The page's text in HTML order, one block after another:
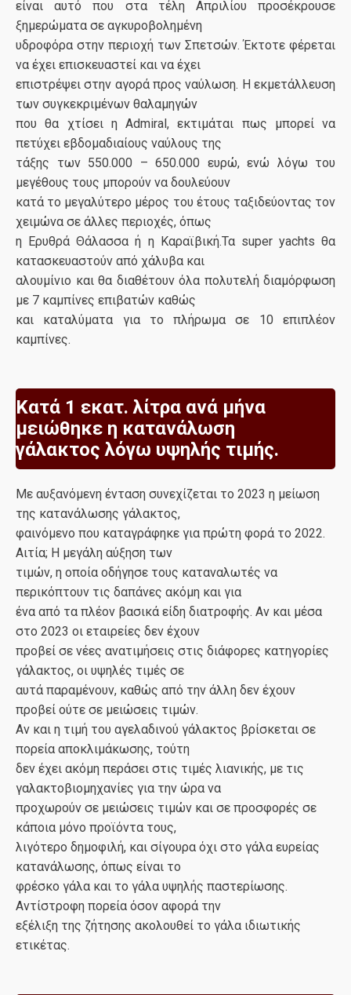
είναι αυτό που στα τέλη Απριλίου προσέκρουσε
ξημερώματα σε αγκυροβολημένη
υδροφόρα στην περιοχή των Σπετσών. Έκτοτε φέρεται
να έχει επισκευαστεί και να έχει
επιστρέψει στην αγορά προς ναύλωση. Η εκμετάλλευση
των συγκεκριμένων θαλαμηγών
που θα χτίσει η Admiral, εκτιμάται πως μπορεί να
πετύχει εβδομαδιαίους ναύλους της
τάξης των 550.000 – 650.000 ευρώ, ενώ λόγω του
μεγέθους τους μπορούν να δουλεύουν
κατά το μεγαλύτερο μέρος του έτους ταξιδεύοντας τον
χειμώνα σε άλλες περιοχές, όπως
η Ερυθρά Θάλασσα ή η Καραϊβική.Τα super yachts θα
κατασκευαστούν από χάλυβα και
αλουμίνιο και θα διαθέτουν όλα πολυτελή διαμόρφωση
με 7 καμπίνες επιβατών καθώς
και καταλύματα για το πλήρωμα σε 10 επιπλέον
καμπίνες.
Κατά 1 εκατ. λίτρα ανά μήνα
μειώθηκε η κατανάλωση
γάλακτος λόγω υψηλής τιμής.
Με αυξανόμενη ένταση συνεχίζεται το 2023 η μείωση
της κατανάλωσης γάλακτος,
φαινόμενο που καταγράφηκε για πρώτη φορά το 2022.
Αιτία; Η μεγάλη αύξηση των
τιμών, η οποία οδήγησε τους καταναλωτές να
περικόπτουν τις δαπάνες ακόμη και για
ένα από τα πλέον βασικά είδη διατροφής. Αν και μέσα
στο 2023 οι εταιρείες δεν έχουν
προβεί σε νέες ανατιμήσεις στις διάφορες κατηγορίες
γάλακτος, οι υψηλές τιμές σε
αυτά παραμένουν, καθώς από την άλλη δεν έχουν
προβεί ούτε σε μειώσεις τιμών.
Αν και η τιμή του αγελαδινού γάλακτος βρίσκεται σε
πορεία αποκλιμάκωσης, τούτη
δεν έχει ακόμη περάσει στις τιμές λιανικής, με τις
γαλακτοβιομηχανίες για την ώρα να
προχωρούν σε μειώσεις τιμών και σε προσφορές σε
κάποια μόνο προϊόντα τους,
λιγότερο δημοφιλή, και σίγουρα όχι στο γάλα ευρείας
κατανάλωσης, όπως είναι το
φρέσκο γάλα και το γάλα υψηλής παστερίωσης.
Αντίστροφη πορεία όσον αφορά την
εξέλιξη της ζήτησης ακολουθεί το γάλα ιδιωτικής
ετικέτας.